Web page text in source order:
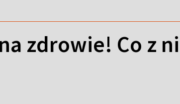
zdrowie! Co z